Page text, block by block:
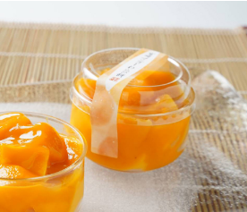
たからについて 店舗案内
会社概要 採用情報